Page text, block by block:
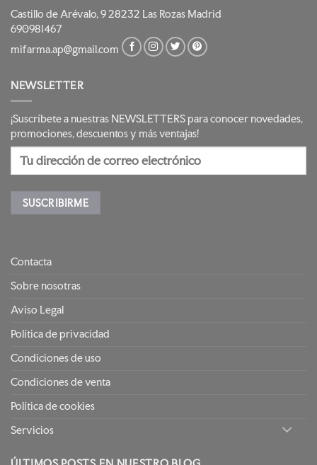
Castillo de Arévalo, 9 28232 Las Rozas Madrid
690981467
mifarma.ap@gmail.com
NEWSLETTER
¡Suscríbete a nuestras NEWSLETTERS para conocer novedades,
promociones, descuentos y más ventajas!
Contacta
Sobre nosotras
Aviso Legal
Política de privacidad
Condiciones de uso
Condiciones de venta
Política de cookies
Servicios